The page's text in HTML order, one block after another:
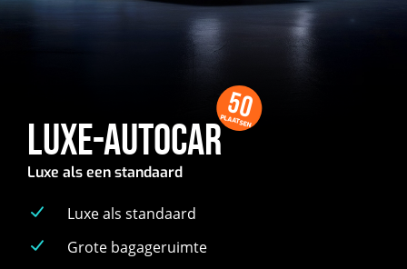
LUXE-AUTOCAR
50
PLAATSEN
Luxe als een standaard
Luxe als standaard
Grote bagageruimte